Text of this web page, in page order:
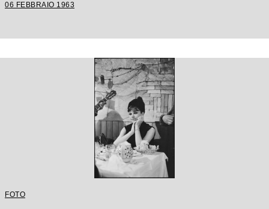
06 FEBBRAIO 1963
FOTO